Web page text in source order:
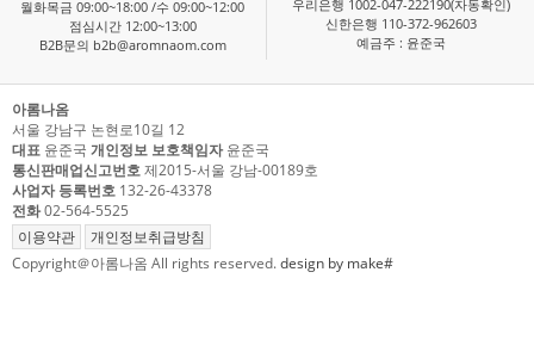
월화목금 09:00~18:00 /수 09:00~12:00
점심시간 12:00~13:00
B2B문의 b2b@aromnaom.com
우리은행 1002-047-222190(자동확인)
신한은행 110-372-962603
예금주 : 윤준국
아롬나옴
서울 강남구 논현로10길 12
대표 윤준국 개인정보 보호책임자윤준국
통신판매업신고번호제2015-서울 강남-00189호
사업자 등록번호 132-26-43378
전화02-564-5525
이용약관
개인정보취급방침
Copyright＠아롬나옴 All rights reserved.design by make#